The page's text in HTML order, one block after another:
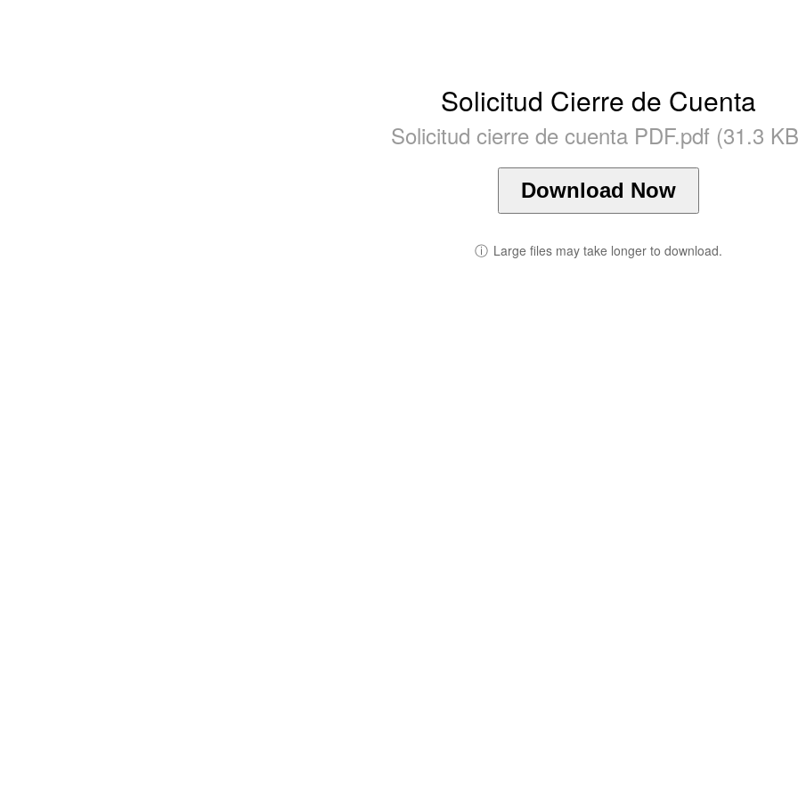
Solicitud Cierre de Cuenta
Solicitud cierre de cuenta PDF.pdf (31.3
Download Now
ⓘ Large files may take longer to download.